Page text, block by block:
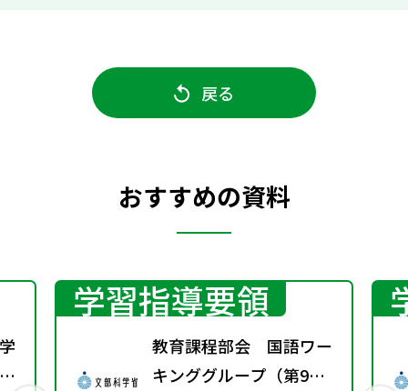
戻る
おすすめの資料
学習指導要領
教育課程部会 国語ワー
キンググループ（第9